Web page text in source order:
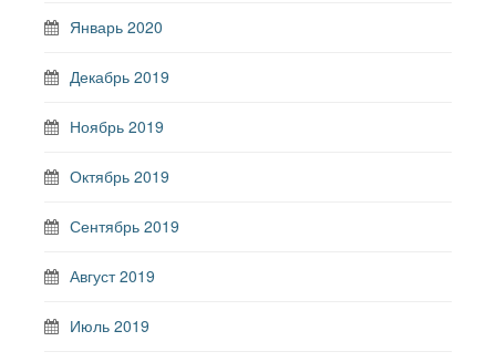
Январь 2020
Декабрь 2019
Ноябрь 2019
Октябрь 2019
Сентябрь 2019
Август 2019
Июль 2019